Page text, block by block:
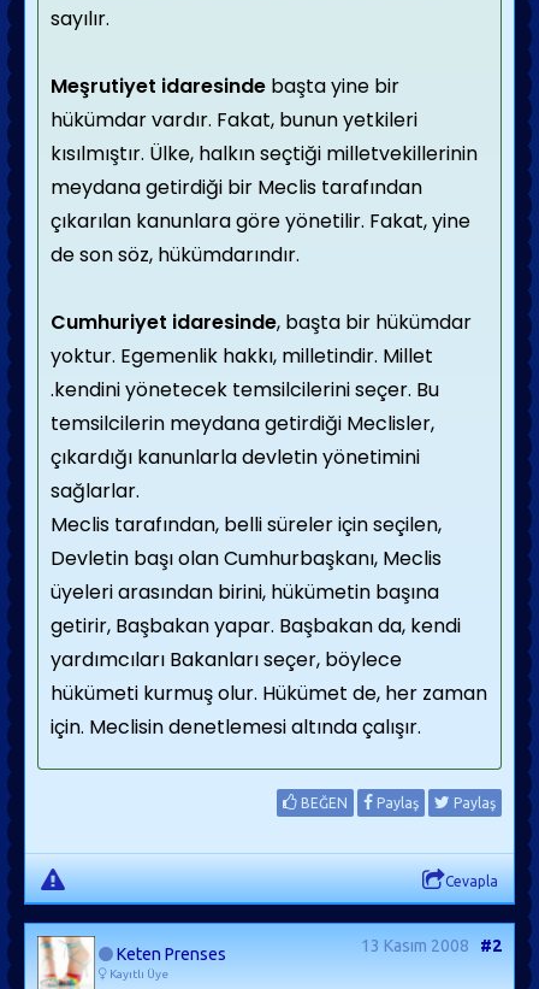
sayılır.
Meşrutiyet idaresinde başta yine bir
hükümdar vardır. Fakat, bunun yetkileri
kısılmıştır. Ülke, halkın seçtiği milletvekillerinin
meydana getirdiği bir Meclis tarafından
çıkarılan kanunlara göre yönetilir. Fakat, yine
de son söz, hükümdarındır.
Cumhuriyet idaresinde, başta bir hükümdar
yoktur. Egemenlik hakkı, milletindir. Millet
.kendini yönetecek temsilcilerini seçer. Bu
temsilcilerin meydana getirdiği Meclisler,
çıkardığı kanunlarla devletin yönetimini
sağlarlar.
Meclis tarafından, belli süreler için seçilen,
Devletin başı olan Cumhurbaşkanı, Meclis
üyeleri arasından birini, hükümetin başına
getirir, Başbakan yapar. Başbakan da, kendi
yardımcıları Bakanları seçer, böylece
hükümeti kurmuş olur. Hükümet de, her zaman
için. Meclisin denetlemesi altında çalışır.
BEĞEN Paylaş Paylaş
Cevapla
Keten Prenses
Kayıtlı Üye
13 Kasım 2008 #2